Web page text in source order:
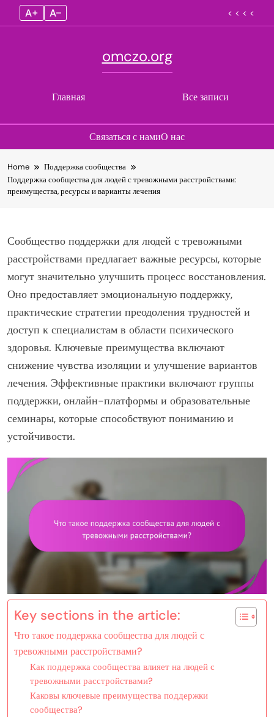
A+ A– < < < <
Главная
omczo.org
Все записи
Связаться с намиО нас
to
content
Home
Поддержка сообщества
Поддержка сообщества для людей с тревожными расстройствами:
преимущества, ресурсы и варианты лечения
Сообщество поддержки для людей с тревожными
расстройствами предлагает важные ресурсы, которые
могут значительно улучшить процесс восстановления.
Оно предоставляет эмоциональную поддержку,
практические стратегии преодоления трудностей и
доступ к специалистам в области психического
здоровья. Ключевые преимущества включают
снижение чувства изоляции и улучшение вариантов
лечения. Эффективные практики включают группы
поддержки, онлайн-платформы и образовательные
семинары, которые способствуют пониманию и
устойчивости.
Key sections in the article:
Что такое поддержка сообщества для людей с
тревожными расстройствами?
Как поддержка сообщества влияет на людей с
тревожными расстройствами?
Каковы ключевые преимущества поддержки
сообщества?